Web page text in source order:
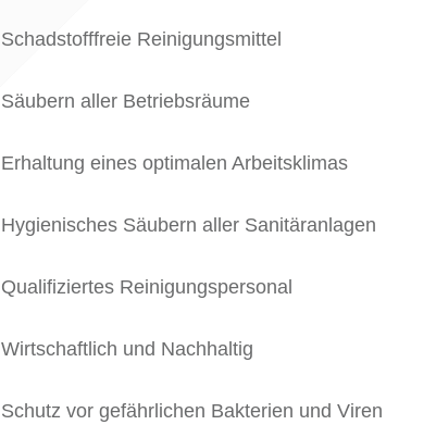
Schadstofffreie Reinigungsmittel
Säubern aller Betriebsräume
Erhaltung eines optimalen Arbeitsklimas
Hygienisches Säubern aller Sanitäranlagen
Qualifiziertes Reinigungspersonal
Wirtschaftlich und Nachhaltig
Schutz vor gefährlichen Bakterien und Viren